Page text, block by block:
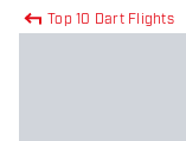
Top 10 Dart Flights